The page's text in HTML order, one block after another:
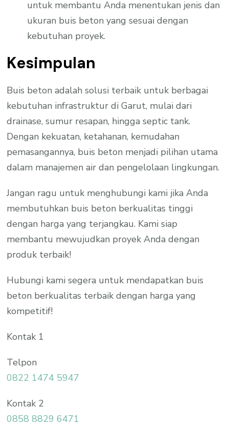
untuk membantu Anda menentukan jenis dan
ukuran buis beton yang sesuai dengan
kebutuhan proyek.
Kesimpulan
Buis beton adalah solusi terbaik untuk berbagai
kebutuhan infrastruktur di Garut, mulai dari
drainase, sumur resapan, hingga septic tank.
Dengan kekuatan, ketahanan, kemudahan
pemasangannya, buis beton menjadi pilihan utama
dalam manajemen air dan pengelolaan lingkungan.
Jangan ragu untuk menghubungi kami jika Anda
membutuhkan buis beton berkualitas tinggi
dengan harga yang terjangkau. Kami siap
membantu mewujudkan proyek Anda dengan
produk terbaik!
Hubungi kami segera untuk mendapatkan buis
beton berkualitas terbaik dengan harga yang
kompetitif!
Kontak 1
Telpon
0822 1474 5947
Kontak 2
0858 8829 6471